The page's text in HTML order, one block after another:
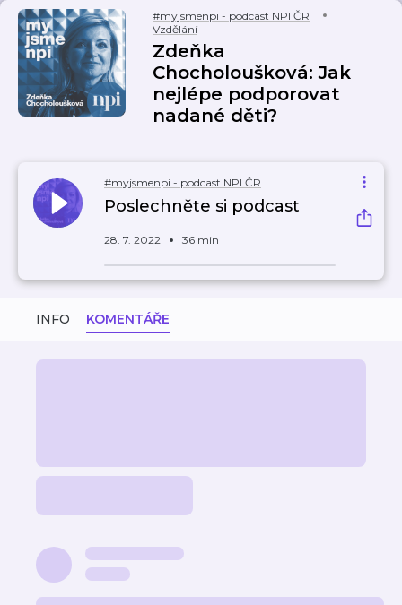
#myjsmenpi - podcast NPI ČR
Vzdělání
Zdeňka
Chocholoušková: Jak
nejlépe podporovat
nadané děti?
#myjsmenpi - podcast NPI ČR
Poslechněte si podcast
28. 7. 2022 36 min
INFO KOMENTÁŘE